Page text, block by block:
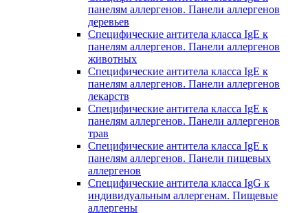
панелям аллергенов. Панели аллергенов
деревьев
Специфические антитела класса IgE к
панелям аллергенов. Панели аллергенов
животных
Специфические антитела класса IgE к
панелям аллергенов. Панели аллергенов
лекарств
Специфические антитела класса IgE к
панелям аллергенов. Панели аллергенов
трав
Специфические антитела класса IgE к
панелям аллергенов. Панели пищевых
аллергенов
Специфические антитела класса IgG к
индивидуальным аллергенам. Пищевые
аллергены